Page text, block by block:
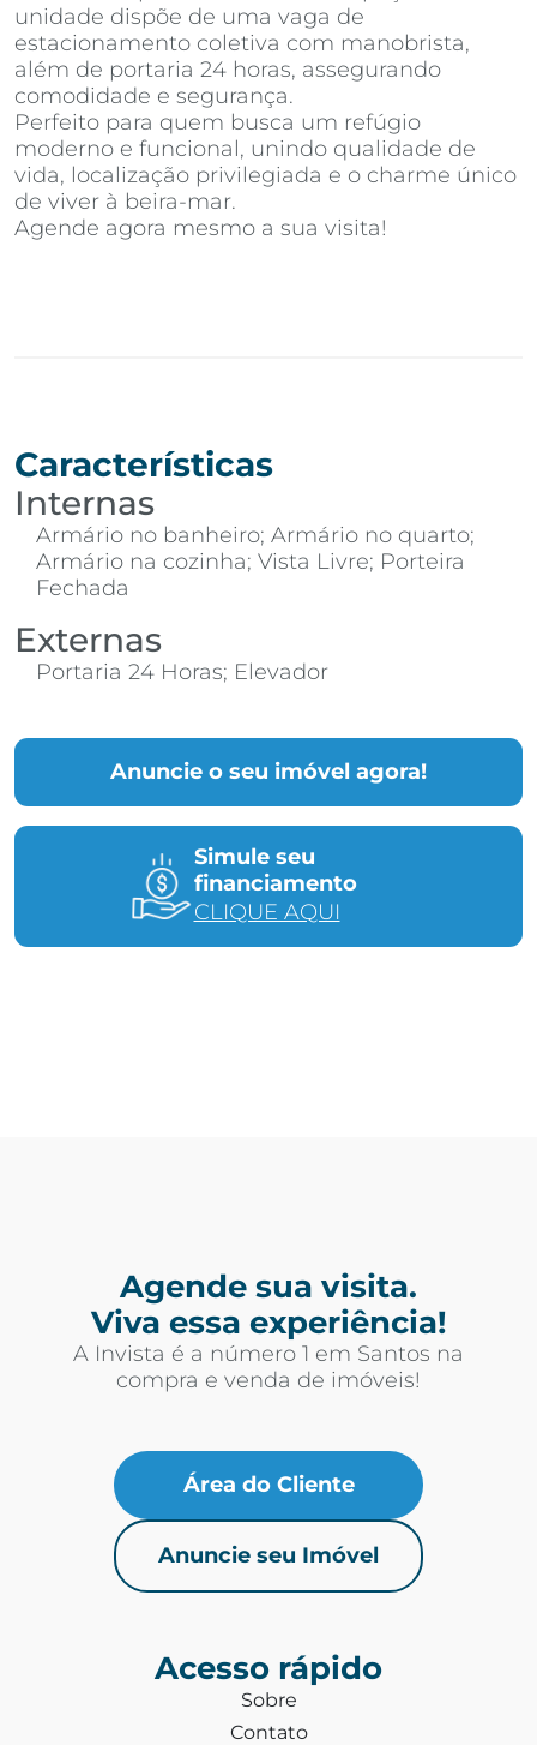
unidade dispõe de uma vaga de
estacionamento coletiva com manobrista,
além de portaria 24 horas, assegurando
comodidade e segurança.
Perfeito para quem busca um refúgio
moderno e funcional, unindo qualidade de
vida, localização privilegiada e o charme único
de viver à beira-mar.
Agende agora mesmo a sua visita!
Anuncie o seu imóvel agora!
Simule seu
financiamento
CLIQUE AQUI
Características
Internas
Armário no banheiro; Armário no quarto;
Armário na cozinha; Vista Livre; Porteira
Fechada
Externas
Portaria 24 Horas; Elevador
Agende sua visita.
Viva essa experiência!
A Invista é a número 1 em Santos na
compra e venda de imóveis!
Área do Cliente
Anuncie seu Imóvel
Acesso rápido
Sobre
Contato